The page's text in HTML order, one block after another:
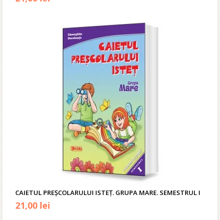
CAIETUL PREŞCOLARULUI ISTEȚ. GRUPA MARE. SEMESTRUL I
21,00 lei